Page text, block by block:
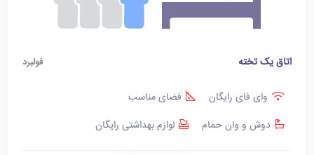
اتاق یک تخته فولبرد
وای فای رایگان
فضای مناسب
دوش و وان حمام
لوازم بهداشتی رایگان